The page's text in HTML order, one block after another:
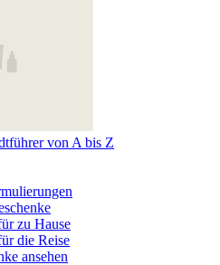
von A bis Z
zu Hause
die Reise
ansehen